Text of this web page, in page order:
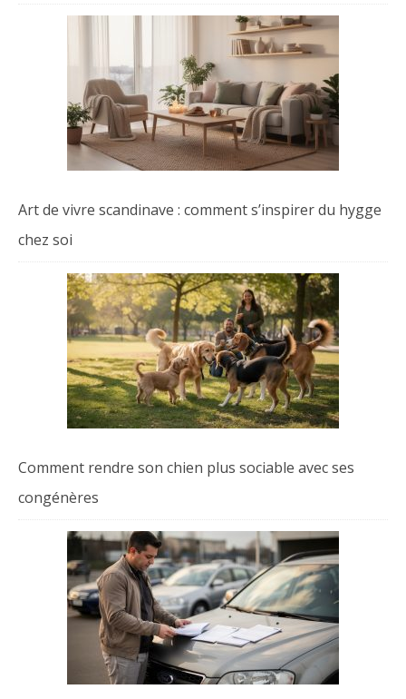
Art de vivre scandinave : comment s’inspirer du hygge
chez soi
Comment rendre son chien plus sociable avec ses
congénères